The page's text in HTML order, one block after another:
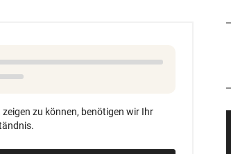
zu können, benötigen wir Ihr